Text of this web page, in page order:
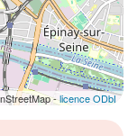
-licence ODbL